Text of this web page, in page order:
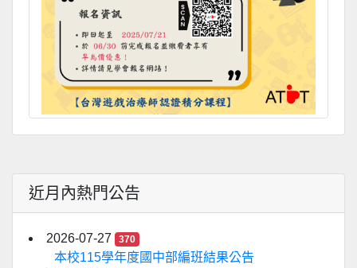
近月內熱門公告
2026-07-27 370
本校115學年度國中部編班結果公告